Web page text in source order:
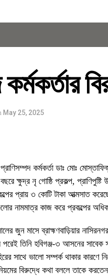
May 25, 2025
কর্মকর্তা ডাঃ মোঃ
ক্ষুদ্র নৃ গোষ্ঠি প্রকল্প, প্রাণিপুষ্টি
প্রায় ৩ কোটি টাকা আত্মসাত
নামমাত্র কাজ করে প্রকল্পের
জুন মাসে ব্রাহ্মণবাড়িয়ার
তিনি হবিগঞ্জ-৩ আসনের
সাথে ভালো সম্পর্ক থাকার কারণে
বিরুদ্ধে কথা বললে তাকে